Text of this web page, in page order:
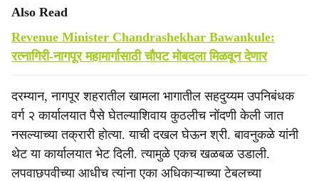
Also Read
Revenue Minister Chandrashekhar Bawankule:
रत्नागिरी-नागपूर महामार्गासाठी चौपट मोबदला मिळवून देणार
दरम्यान, नागपूर शहरातील खामला भागातील सहदुय्यम उपनिबंधक
वर्ग २ कार्यालयात पैसे घेतल्याशिवाय कुठलीच नोंदणी केली जात
नसल्याच्या तक्रारी होत्या. याची दखल घेऊन श्री. बावनुकळे यांनी
थेट या कार्यालयात भेट दिली. त्यामुळे एकच खळबळ उडाली.
लपवाछपवीच्या आधीच त्यांना एका अधिकाऱ्याच्या टेबलच्या